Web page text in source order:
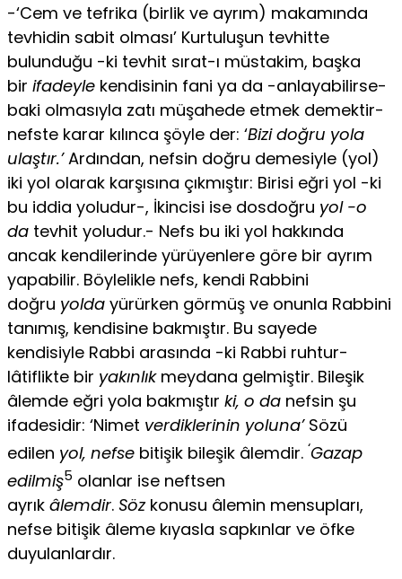
-‘Cem ve tefrika (birlik ve ayrım) makamında
tevhidin sabit olması’ Kurtuluşun tevhitte
bulunduğu -ki tevhit sırat-ı müstakim, başka
bir ifadeyle kendisinin fani ya da -anlayabilirse-
baki olmasıyla zatı mü­şahede etmek demektir-
nefste karar kılınca şöyle der: ‘Bizi doğru yola
ulaştır.’Ardından, nefsin doğru demesiyle (yol)
iki yol olarak karşısı­na çıkmıştır: Birisi eğri yol -ki
bu iddia yoludur-, İkincisi ise dosdoğru yol -o
da tevhit yoludur.- Nefs bu iki yol hakkında
ancak kendilerinde yürüyenlere göre bir ayrım
yapabilir. Böylelikle nefs, kendi Rabbini
doğru yolda yürürken görmüş ve onunla Rabbini
tanımış, kendisine bakmıştır. Bu sayede
kendisiyle Rabbi arasında -ki Rabbi ruhtur-
lâtiflikte bir yakınlıkmeydana gelmiştir. Bileşik
âlemde eğri yola bakmıştır ki, o da nefsin şu
ifadesidir: ‘Nimet verdiklerinin yoluna’Sözü
edilen yol, nefse bitişik bileşik âlemdir. ‘Gazap
edilmiş5 olanlar ise neftsen
ayrık âlemdir. Sözkonusu âlemin mensupları,
nefse bitişik âleme kıyasla sap­kınlar ve öfke
duyulanlardır.